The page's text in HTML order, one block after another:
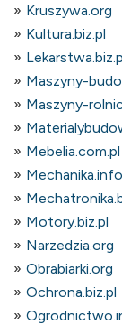
Kruszywa.org
Kultura.biz.pl
Maszyny-
Maszyny-
Mebelia.com.pl
Motory.biz.pl
Narzedzia.org
Obrabiarki.org
Ochrona.biz.pl